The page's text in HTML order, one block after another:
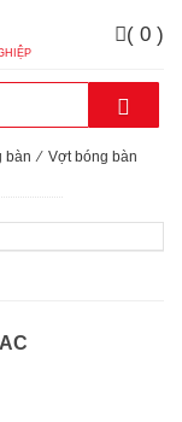
( 0 )
bàn ⁄ Vợt bóng bàn